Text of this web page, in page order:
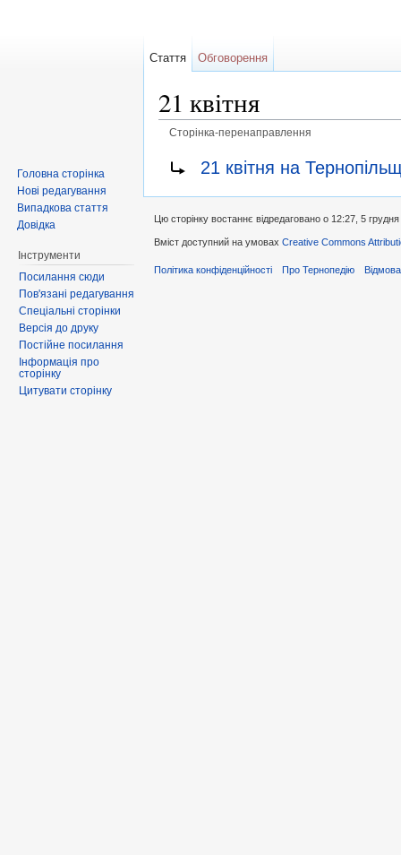
21 квітня
Сторінка-перенаправлення
Перенаправити на:
21 квітня на
Стаття Обговорення
Головна сторінка
Нові редагування
Випадкова стаття
Довідка
Інструменти
Посилання сюди
Пов'язані редагування
Спеціальні сторінки
Версія до друку
Постійне посилання
Інформація про
сторінку
Цитувати сторінку
Цю сторінку востаннє відредаговано о 12:27, 5
Вміст доступний на умовах Creative Commons
Політика конфіденційності Про Тернопедію Відмова